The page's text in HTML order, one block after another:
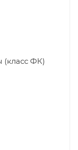
(класс ФК)